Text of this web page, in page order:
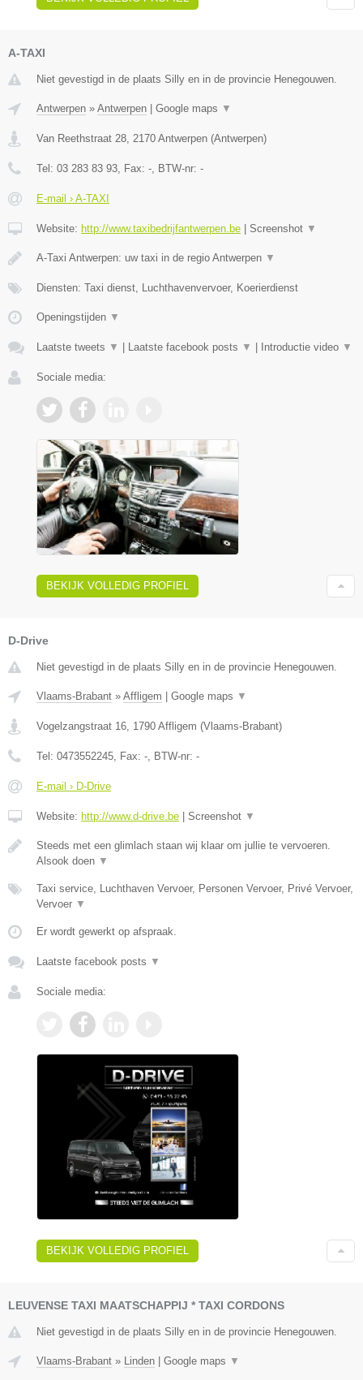
A-TAXI
Niet gevestigd in de plaats Silly en in de provincie Henegouwen.
Antwerpen » Antwerpen Google maps ▼
Van Reethstraat 28, 2170 Antwerpen (Antwerpen)
Tel: 03 283 83 93, Fax: -, BTW-nr: -
E-mail › A-TAXI
Website: http://www.taxibedrijfantwerpen.be Screenshot ▼
A-Taxi Antwerpen: uw taxi in de regio Antwerpen ▼
Diensten: Taxi dienst, Luchthavenvervoer, Koerierdienst
Openingstijden ▼
Laatste tweets ▼ Laatste facebook posts ▼ Introductie video ▼
Sociale media:
BEKIJK VOLLEDIG PROFIEL
D-Drive
Niet gevestigd in de plaats Silly en in de provincie Henegouwen.
Vlaams-Brabant » Affligem Google maps ▼
Vogelzangstraat 16, 1790 Affligem (Vlaams-Brabant)
Tel: 0473552245, Fax: -, BTW-nr: -
E-mail › D-Drive
Website: http://www.d-drive.be Screenshot ▼
Steeds met een glimlach staan wij klaar om jullie te vervoeren.
Alsook doen ▼
Taxi service, Luchthaven Vervoer, Personen Vervoer, Privé Vervoer,
Vervoer ▼
Er wordt gewerkt op afspraak.
Laatste facebook posts ▼
Sociale media:
BEKIJK VOLLEDIG PROFIEL
LEUVENSE TAXI MAATSCHAPPIJ * TAXI CORDONS
Niet gevestigd in de plaats Silly en in de provincie Henegouwen.
Vlaams-Brabant » Linden Google maps ▼